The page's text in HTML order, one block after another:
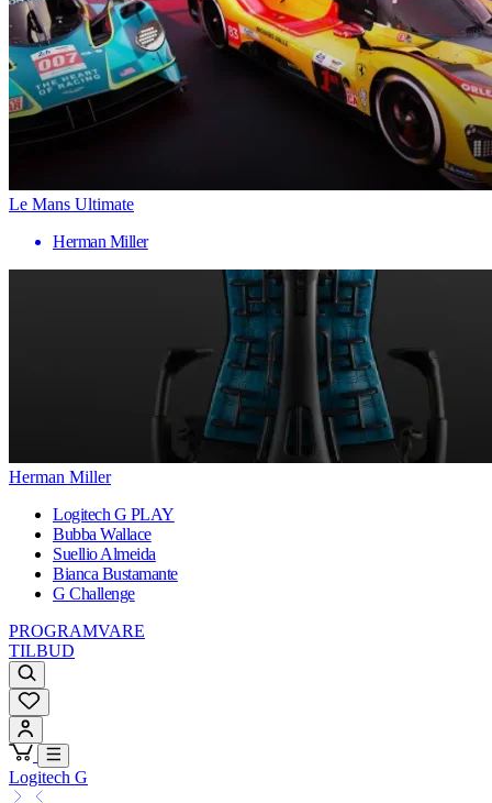
Le Mans Ultimate
Herman Miller
Herman Miller
Logitech G PLAY
Bubba Wallace
Suellio Almeida
Bianca Bustamante
G Challenge
PROGRAMVARE
TILBUD
Logitech G